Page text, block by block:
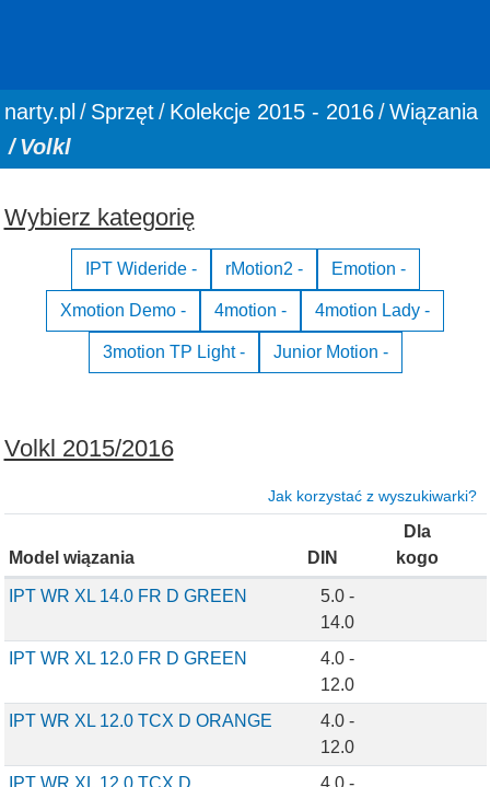
You are here:
narty.pl Sprzęt Kolekcje 2015 - 2016
Wiązania
Volkl
Wybierz kategorię
IPT Wideride - rMotion2 - Emotion -
Xmotion Demo - 4motion - 4motion Lady -
3motion TP Light - Junior Motion -
Volkl 2015/2016
Jak korzystać z wyszukiwarki?
Model wiązania DIN
Dla
kogo
IPT WR XL 14.0 FR D GREEN
5.0 -
14.0
IPT WR XL 12.0 FR D GREEN
4.0 -
12.0
IPT WR XL 12.0 TCX D ORANGE
4.0 -
12.0
IPT WR XL 12.0 TCX D
4.0 -